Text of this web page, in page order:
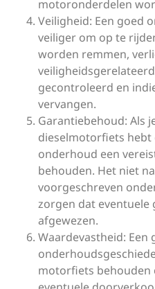
motoronderdelen
Veiligheid: Een goed
veiliger om op te
worden remmen,
gecontroleerd en
vervangen.
Garantiebehoud: Als
dieselmotorfiets
onderhoud een
behouden. Het niet
voorgeschreven
zorgen dat eventuele
afgewezen.
Waardevastheid:
motorfiets behouden